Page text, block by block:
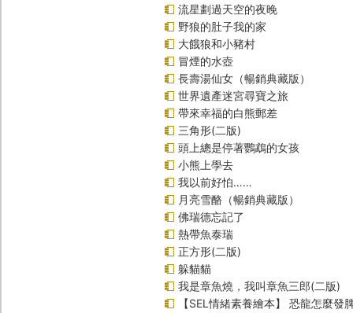
流星劃過天空的夜晚
野狼的肚子我的家
大餓狼和小豬村
冒煙的水壺
長壽湯仙女（暢銷典藏版）
世界遺產迷宮尋寶之旅
帶來幸福的白熊郵差
三角形(二版)
頭上總是停著鸚鵡的女孩
小熊上學去
我以前好怕……
月亮雪酪（暢銷典藏版）
佛瑞德忘記了
熱帶魚泰瑞
正方形(二版)
躲貓貓
我是章魚燒，我叫章魚三郎(二版)
【SEL情緒素養繪本】 恐龍怎麼發